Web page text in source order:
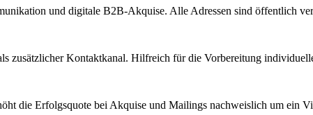
und digitale B2B-Akquise. Alle Adressen sind öffentlich
zusätzlicher Kontaktkanal. Hilfreich für die Vorbereitung
die Erfolgsquote bei Akquise und Mailings nachweislich um ein